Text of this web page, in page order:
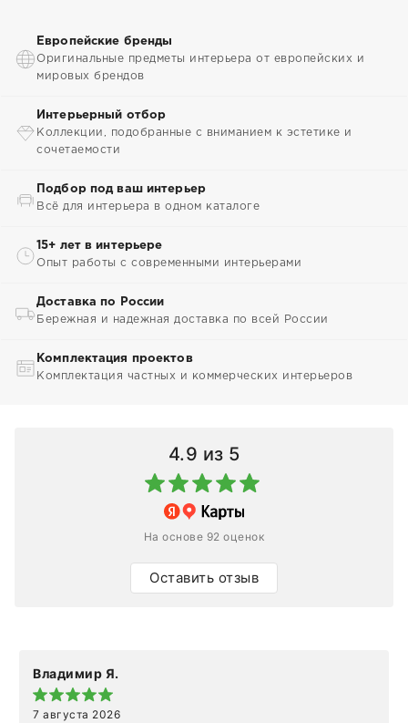
Европейские бренды
Оригинальные предметы интерьера от европейских и
мировых брендов
Интерьерный отбор
Коллекции, подобранные с вниманием к эстетике и
сочетаемости
Подбор под ваш интерьер
Всё для интерьера в одном каталоге
15+ лет в интерьере
Опыт работы с современными интерьерами
Доставка по России
Бережная и надежная доставка по всей России
Комплектация проектов
Комплектация частных и коммерческих интерьеров
4.9 из 5
На основе 92 оценок
Оставить отзыв
Владимир Я.
7 августа 2026